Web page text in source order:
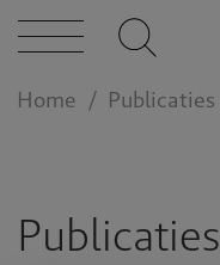
bij
Home Publicaties
Publicaties